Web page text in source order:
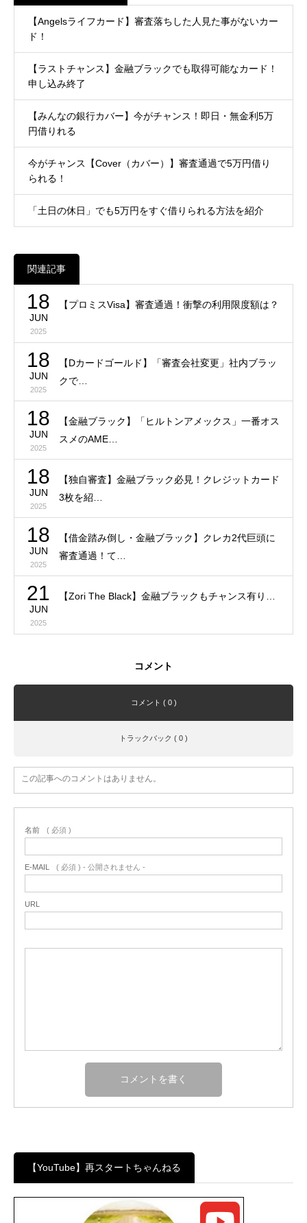
【Angelsライフカード】審査落ちした人見た事がないカー
ド！
【ラストチャンス】金融ブラックでも取得可能なカード！
申し込み終了
【みんなの銀行カバー】今がチャンス！即日・無金利5万
円借りれる
今がチャンス【Cover（カバー）】審査通過で5万円借り
られる！
「土日の休日」でも5万円をすぐ借りられる方法を紹介
関連記事
18
JUN
2025
【プロミスVisa】審査通過！衝撃の利用限度額は？
18
JUN
2025
【Dカードゴールド】「審査会社変更」社内ブラッ
クで…
18
JUN
2025
【金融ブラック】「ヒルトンアメックス」一番オス
スメのAME…
18
JUN
2025
【独自審査】金融ブラック必見！クレジットカード
3枚を紹…
18
JUN
2025
【借金踏み倒し・金融ブラック】クレカ2代巨頭に
審査通過！て…
21
JUN
2025
【Zori The Black】金融ブラックもチャンス有り…
コメント
コメント ( 0 )
トラックバック ( 0 )
この記事へのコメントはありません。
名前 ( 必須 )
E-MAIL ( 必須 ) - 公開されません -
URL
【YouTube】再スタートちゃんねる